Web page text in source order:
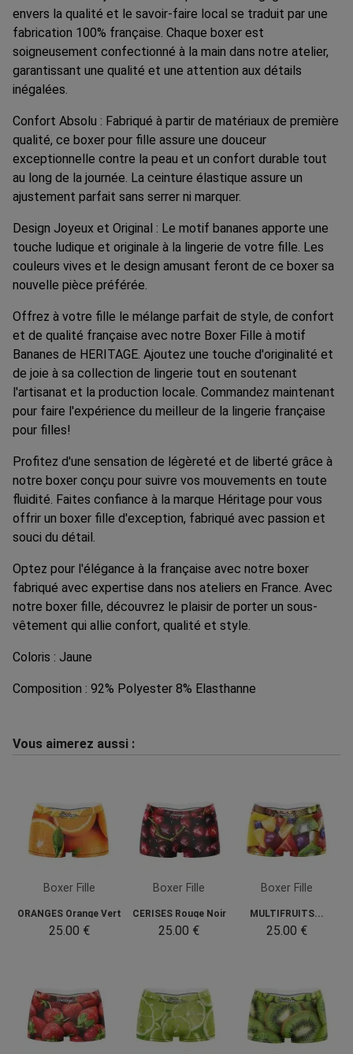
envers la qualité et le savoir-faire local se traduit par une
fabrication 100% française. Chaque boxer est
soigneusement confectionné à la main dans notre atelier,
garantissant une qualité et une attention aux détails
inégalées.
Confort Absolu : Fabriqué à partir de matériaux de première
qualité, ce boxer pour fille assure une douceur
exceptionnelle contre la peau et un confort durable tout
au long de la journée. La ceinture élastique assure un
ajustement parfait sans serrer ni marquer.
Design Joyeux et Original : Le motif bananes apporte une
touche ludique et originale à la lingerie de votre fille. Les
couleurs vives et le design amusant feront de ce boxer sa
nouvelle pièce préférée.
Offrez à votre fille le mélange parfait de style, de confort
et de qualité française avec notre Boxer Fille à motif
Bananes de HERITAGE. Ajoutez une touche d'originalité et
de joie à sa collection de lingerie tout en soutenant
l'artisanat et la production locale. Commandez maintenant
pour faire l'expérience du meilleur de la lingerie française
pour filles!
Profitez d'une sensation de légèreté et de liberté grâce à
notre boxer conçu pour suivre vos mouvements en toute
fluidité. Faites confiance à la marque Héritage pour vous
offrir un boxer fille d'exception, fabriqué avec passion et
souci du détail.
Optez pour l'élégance à la française avec notre boxer
fabriqué avec expertise dans nos ateliers en France. Avec
notre boxer fille, découvrez le plaisir de porter un sous-
vêtement qui allie confort, qualité et style.
Coloris : Jaune
Composition : 92% Polyester 8% Elasthanne
Vous aimerez aussi :
Boxer Fille
ORANGES Orange Vert
25.00 €
Boxer Fille
CERISES Rouge Noir
25.00 €
Boxer Fille
MULTIFRUITS...
25.00 €